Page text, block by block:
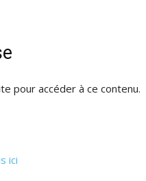
pour accéder à ce contenu.
ici